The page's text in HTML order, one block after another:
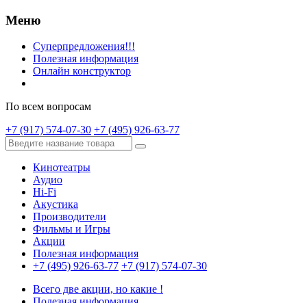
Меню
Суперпредложения!!!
Полезная информация
Онлайн конструктор
По всем вопросам
+7 (917) 574-07-30 +7 (495) 926-63-77
Кинотеатры
Аудио
Hi-Fi
Акустика
Производители
Фильмы и Игры
Акции
Полезная информация
+7 (495) 926-63-77 +7 (917) 574-07-30
Всего две акции, но какие !